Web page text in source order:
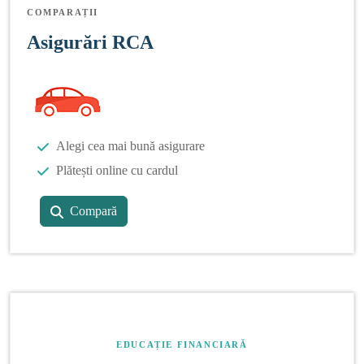
COMPARAȚII
Asigurări RCA
Alegi cea mai bună asigurare
Plătești online cu cardul
Compară
EDUCAȚIE FINANCIARĂ